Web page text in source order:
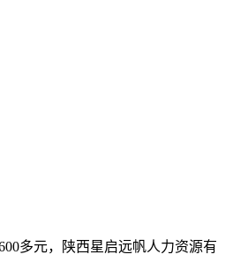
多元，陕西星启远帆人力资源有